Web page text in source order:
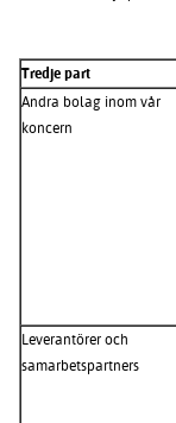
Tredje part
Andra bolag inom vår
koncern
Leverantörer och
samarbetspartners